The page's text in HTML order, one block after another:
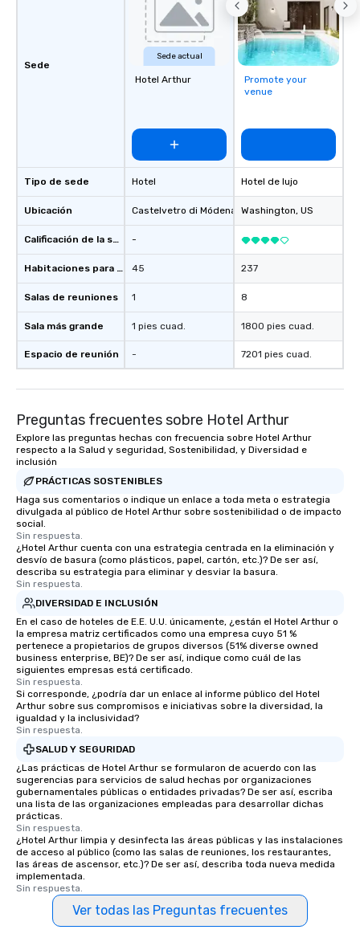
Sede
Tipo de sede
Ubicación
Calificación de la sede
Habitaciones para huéspedes
Salas de reuniones
Sala más grande
Espacio de reunión
Sede actual
Hotel Arthur
Hotel
Castelvetro di Módena , IT
-
45
1
1 pies cuad.
-
Promote your
venue
Hotel de lujo
Washington, US
237
8
1800 pies cuad.
7201 pies cuad.
Preguntas frecuentes sobre Hotel Arthur
Explore las preguntas hechas con frecuencia sobre Hotel Arthur
respecto a la Salud y seguridad, Sostenibilidad, y Diversidad e
inclusión
PRÁCTICAS SOSTENIBLES
Haga sus comentarios o indique un enlace a toda meta o estrategia
divulgada al público de Hotel Arthur sobre sostenibilidad o de impacto
social.
Sin respuesta.
¿Hotel Arthur cuenta con una estrategia centrada en la eliminación y
desvío de basura (como plásticos, papel, cartón, etc.)? De ser así,
describa su estrategia para eliminar y desviar la basura.
Sin respuesta.
DIVERSIDAD E INCLUSIÓN
En el caso de hoteles de E.E. U.U. únicamente, ¿están el Hotel Arthur o
la empresa matriz certificados como una empresa cuyo 51 %
pertenece a propietarios de grupos diversos (51% diverse owned
business enterprise, BE)? De ser así, indique como cuál de las
siguientes empresas está certificado.
Sin respuesta.
Si corresponde, ¿podría dar un enlace al informe público del Hotel
Arthur sobre sus compromisos e iniciativas sobre la diversidad, la
igualdad y la inclusividad?
Sin respuesta.
SALUD Y SEGURIDAD
¿Las prácticas de Hotel Arthur se formularon de acuerdo con las
sugerencias para servicios de salud hechas por organizaciones
gubernamentales públicas o entidades privadas? De ser así, escriba
una lista de las organizaciones empleadas para desarrollar dichas
prácticas.
Sin respuesta.
¿Hotel Arthur limpia y desinfecta las áreas públicas y las instalaciones
de acceso al público (como las salas de reuniones, los restaurantes,
las áreas de ascensor, etc.)? De ser así, describa toda nueva medida
implementada.
Sin respuesta.
Ver todas las Preguntas frecuentes